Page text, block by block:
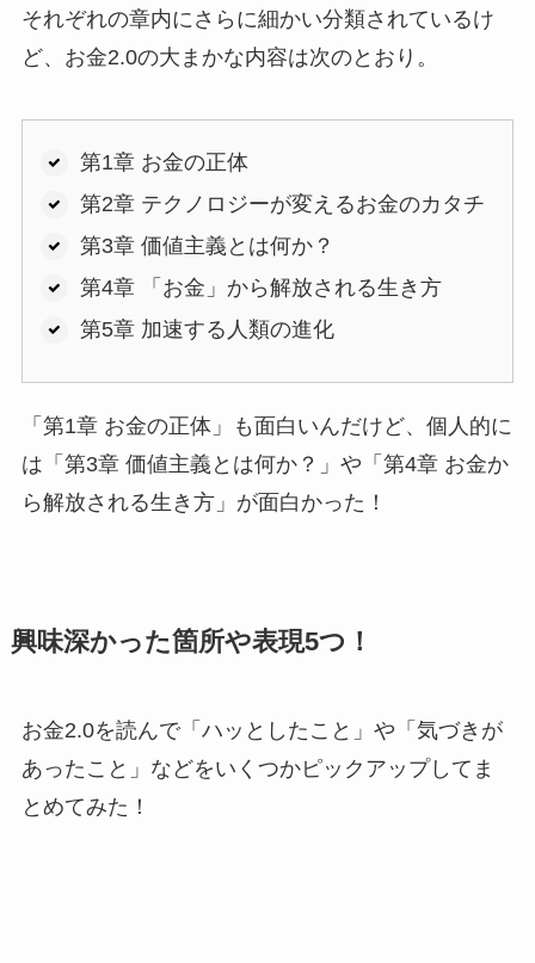
それぞれの章内にさらに細かい分類されているけ
ど、お金2.0の大まかな内容は次のとおり。
第1章 お金の正体
第2章 テクノロジーが変えるお金のカタチ
第3章 価値主義とは何か？
第4章 「お金」から解放される生き方
第5章 加速する人類の進化
「第1章 お金の正体」も面白いんだけど、個人的に
は「第3章 価値主義とは何か？」や「第4章 お金か
ら解放される生き方」が面白かった！
興味深かった箇所や表現5つ！
お金2.0を読んで「ハッとしたこと」や「気づきが
あったこと」などをいくつかピックアップしてま
とめてみた！